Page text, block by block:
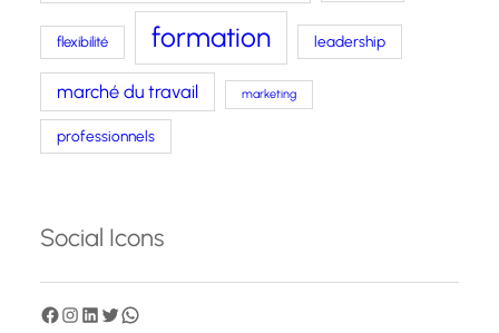
flexibilité formation leadership
marché du travail marketing
professionnels
Social Icons